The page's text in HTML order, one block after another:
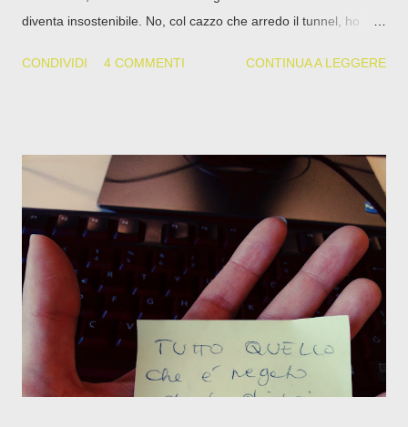
diventa insostenibile. No, col cazzo che arredo il tunnel, ho
sentieri di montagna, lo sciabordio delle onde del mare,
buon numero di tentativi poco convinti e infatti naufragati,
sento che c’è qualcuno vicino, dove per vicinanza non intendo
prossimità fisica. Nel mio futuro, le bimbe non ci sono più come
prima. Non credo di aver vissuto traumi simili a questo, a parte
la mancanza di mio padre che ha segnato ogni singolo giorno
della mia vita. Il trauma di accorgerti che il tuo lavoro di
genitore è quello di levarti dalle palle, mi ha veramente
CONDIVIDI 4 COMMENTI CONTINUA A LEGGERE